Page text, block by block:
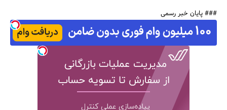
### پایان خبر رسمی